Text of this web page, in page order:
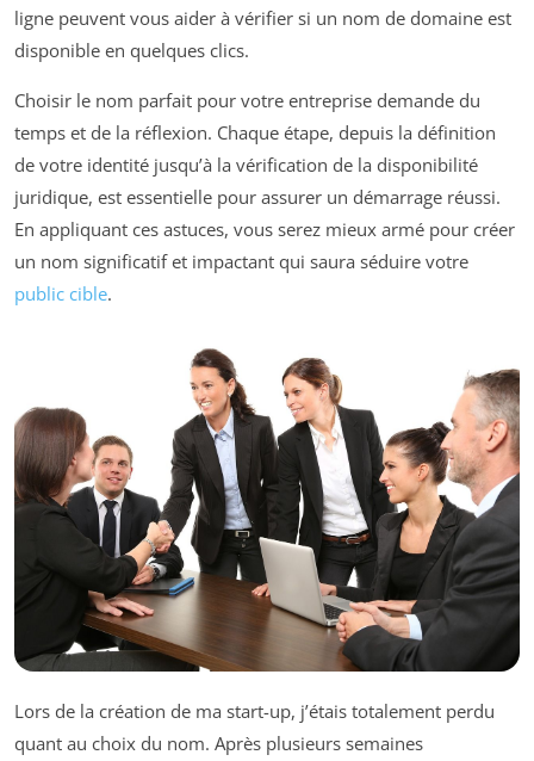
ligne peuvent vous aider à vérifier si un nom de domaine est
disponible en quelques clics.
Choisir le nom parfait pour votre entreprise demande du
temps et de la réflexion. Chaque étape, depuis la définition
de votre identité jusqu’à la vérification de la disponibilité
juridique, est essentielle pour assurer un démarrage réussi.
En appliquant ces astuces, vous serez mieux armé pour créer
un nom significatif et impactant qui saura séduire votre
public cible.
Lors de la création de ma start-up, j’étais totalement perdu
quant au choix du nom. Après plusieurs semaines